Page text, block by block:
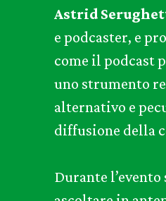
Astrid
e podcaster, e
come il podcast
uno strumento
alternativo e
diffusione della
Durante